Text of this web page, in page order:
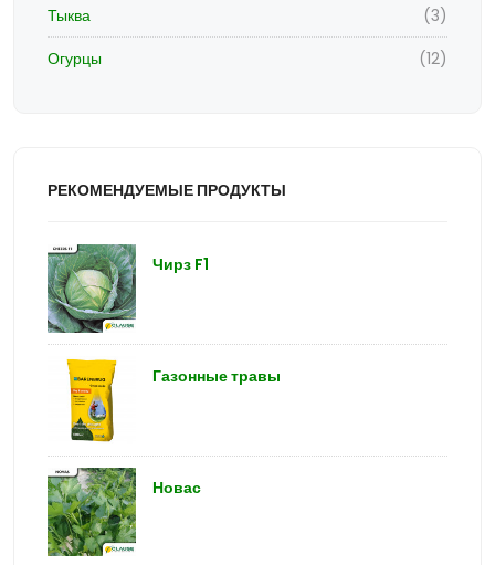
Тыква
(3)
Огурцы
(12)
РЕКОМЕНДУЕМЫЕ ПРОДУКТЫ
Чирз F1
Газонные травы
Новас